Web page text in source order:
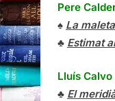
Pere
♠ La
♣ Estimat
Lluís Calvo
♣ El